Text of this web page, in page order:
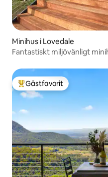
Minihus i Lovedale
Fantastiskt miljövänligt
Populär gästfavorit
Gästfavorit